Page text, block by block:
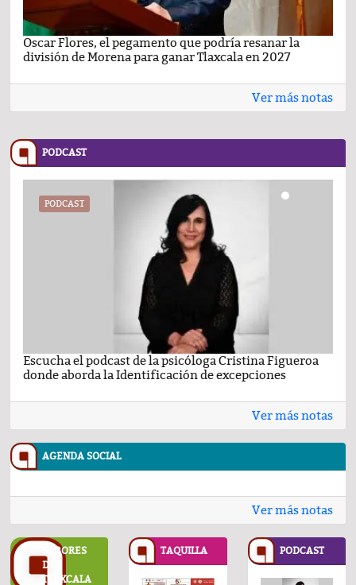
Oscar Flores, el pegamento que podría resanar la
división de Morena para ganar Tlaxcala en 2027
Ver más notas
PODCAST
PODCAST
Escucha el podcast de la psicóloga Cristina Figueroa
donde aborda la Identificación de excepciones
Ver más notas
AGENDA SOCIAL
Ver más notas
SABORES
DE
TLAXCALA
TAQUILLA PODCAST